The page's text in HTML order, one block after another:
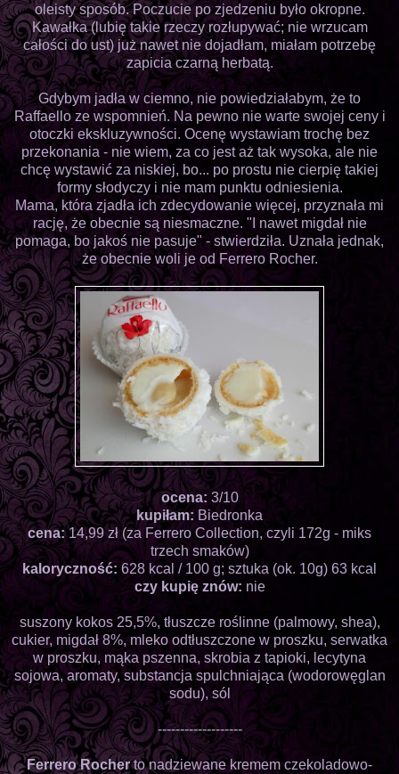
oleisty sposób. Poczucie po zjedzeniu było okropne.
Kawałka (lubię takie rzeczy rozłupywać; nie wrzucam
całości do ust) już nawet nie dojadłam, miałam potrzebę
zapicia czarną herbatą.
Gdybym jadła w ciemno, nie powiedziałabym, że to
Raffaello ze wspomnień. Na pewno nie warte swojej ceny i
otoczki ekskluzywności. Ocenę wystawiam trochę bez
przekonania - nie wiem, za co jest aż tak wysoka, ale nie
chcę wystawić za niskiej, bo... po prostu nie cierpię takiej
formy słodyczy i nie mam punktu odniesienia.
Mama, która zjadła ich zdecydowanie więcej, przyznała mi
rację, że obecnie są niesmaczne. "I nawet migdał nie
pomaga, bo jakoś nie pasuje" - stwierdziła. Uznała jednak,
że obecnie woli je od Ferrero Rocher.
ocena: 3/10
kupiłam: Biedronka
cena:14,99 zł (za Ferrero Collection, czyli 172g - miks
trzech smaków)
kaloryczność: 628 kcal / 100 g; sztuka (ok. 10g) 63 kcal
czy kupię znów: nie
suszony kokos 25,5%, tłuszcze roślinne (palmowy, shea),
cukier, migdał 8%, mleko odtłuszczone w proszku, serwatka
w proszku, mąka pszenna, skrobia z tapioki, lecytyna
sojowa, aromaty, substancja spulchniająca (wodorowęglan
sodu), sól
-------------------
Ferrero Rocherto nadziewane kremem czekoladowo-